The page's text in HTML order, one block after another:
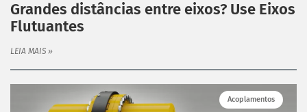
Grandes distâncias entre eixos? Use Eixos
Flutuantes
LEIA MAIS »
Acoplamentos